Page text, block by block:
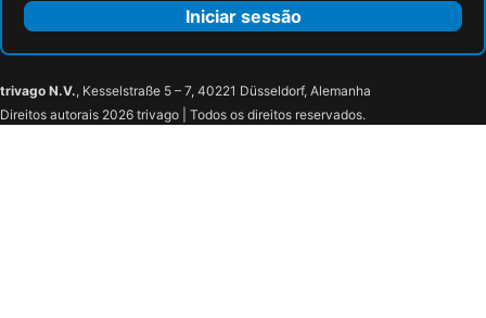
Iniciar sessão
trivago N.V., Kesselstraße 5 – 7, 40221 Düsseldorf, Alemanha
Direitos autorais 2026 trivago | Todos os direitos reservados.